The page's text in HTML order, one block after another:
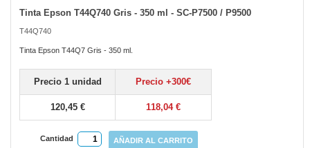
Tinta Epson T44Q740 Gris - 350 ml - SC-P7500 / P9500
T44Q740
Tinta Epson T44Q7 Gris - 350 ml.
Precio 1 unidad Precio +300€
120,45 € 118,04 €
Cantidad AÑADIR AL CARRITO
Skip
the
beginning
the
images
gallery